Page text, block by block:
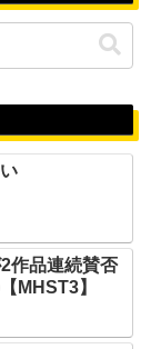
作品連続賛否
MHST3】